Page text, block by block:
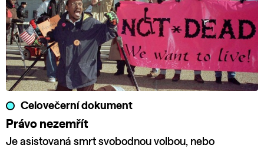
Celovečerní dokument
Právo nezemřít
Je asistovaná smrt svobodnou volbou, nebo